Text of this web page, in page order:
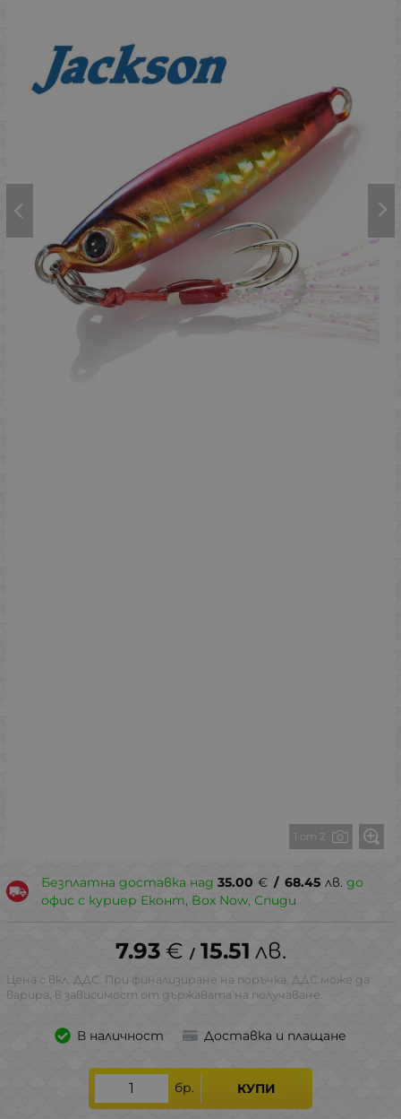
1 от 2
Безплатна доставка над 35.00 € / 68.45 лв. до
офис с куриер Еконт, Box Now, Спиди
7.93 € / 15.51 лв.
Цена с вкл. ДДС. При финализиране на поръчка, ДДС може да
варира, в зависимост от държавата на получаване.
В наличност Доставка и плащане
бр. КУПИ